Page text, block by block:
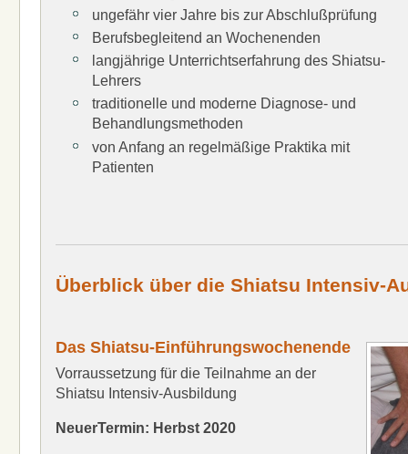
ungefähr vier Jahre bis zur Abschlußprüfung
Berufsbegleitend an Wochenenden
langjährige Unterrichtserfahrung des Shiatsu-
Lehrers
traditionelle und moderne Diagnose- und
Behandlungsmethoden
von Anfang an regelmäßige Praktika mit
Patienten
Überblick über die Shiatsu Intensiv-
Das Shiatsu-Einführungswochenende
Vorraussetzung für die Teilnahme an der
Shiatsu Intensiv-Ausbildung
NeuerTermin: Herbst 2020